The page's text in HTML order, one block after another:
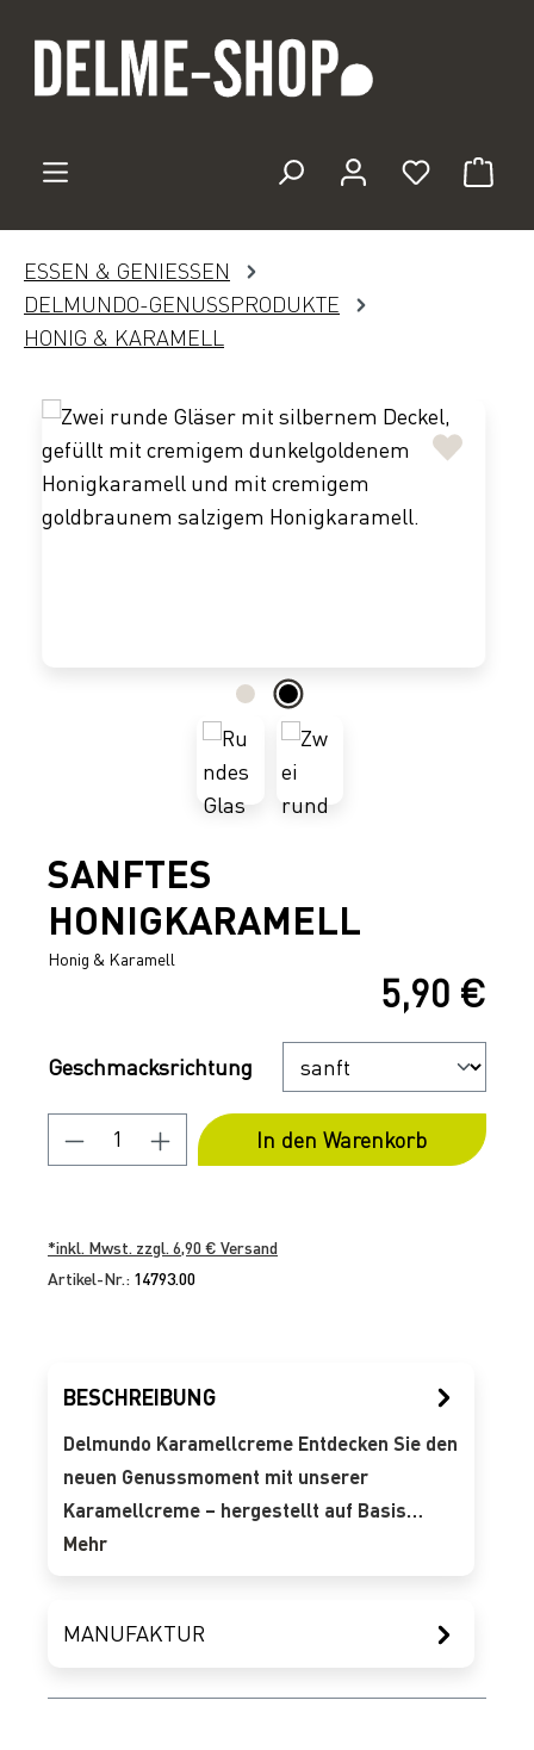
Du hast 0
ESSEN & GENIESSEN
DELMUNDO-GENUSSPRODUKTE
HONIG & KARAMELL
Bildergalerie überspringen
SANFTES
HONIGKARAMELL
Honig & Karamell
5,90 €
Geschmacksrichtung Auswählen
Produkt Anzahl: Gib den
In den Warenkorb
*inkl. Mwst. zzgl. 6,90 € Versand
Artikel-Nr.: 14793.00
BESCHREIBUNG
Delmundo Karamellcreme Entdecken Sie den
neuen Genussmoment mit unserer
Karamellcreme – hergestellt auf Basis…
Mehr
MANUFAKTUR